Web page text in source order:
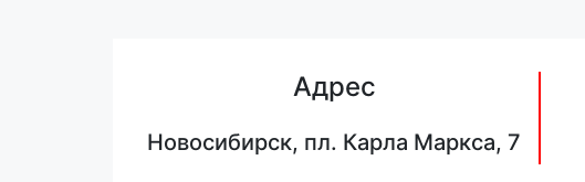
Адрес
Новосибирск, пл. Карла Маркса, 7